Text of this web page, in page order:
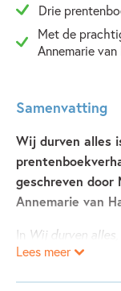
Drie
Met de
Annemarie
Samenvatting
Wij durven alles
geschreven door
Annemarie van
In Wij durven alles,
winnares
Lees meer